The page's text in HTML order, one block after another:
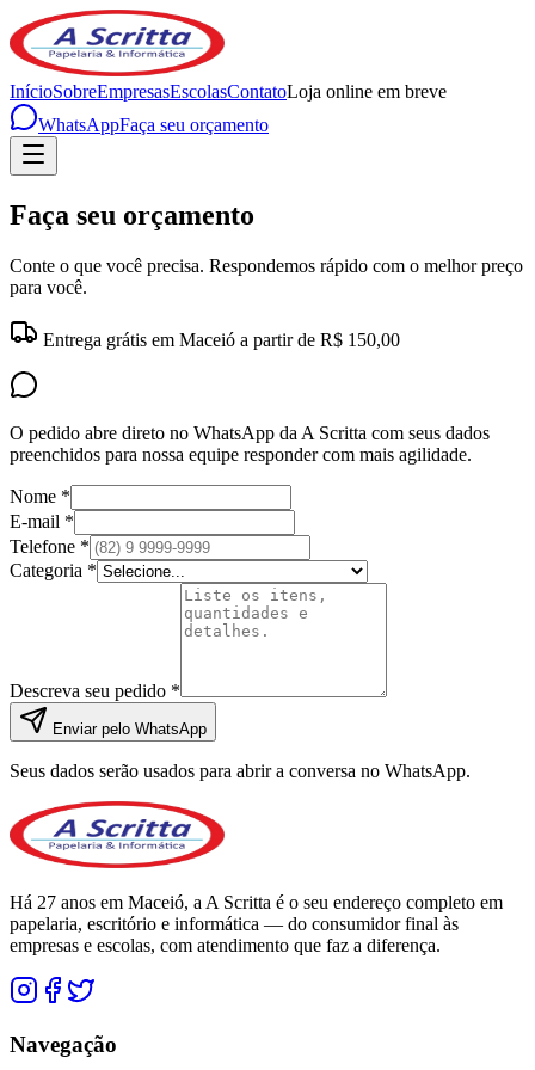
InícioSobreEmpresasEscolasContatoLoja online em breve
WhatsAppFaça seu orçamento
Faça seu orçamento
Conte o que você precisa. Respondemos rápido com o melhor preço
para você.
Entrega grátis em Maceió a partir de R$ 150,00
O pedido abre direto no WhatsApp da A Scritta com seus dados
preenchidos para nossa equipe responder com mais agilidade.
Nome *
E-mail *
Telefone *
Categoria *
Descreva seu pedido *
Enviar pelo WhatsApp
Seus dados serão usados para abrir a conversa no WhatsApp.
Há 27 anos em Maceió, a A Scritta é o seu endereço completo em
papelaria, escritório e informática — do consumidor final às
empresas e escolas, com atendimento que faz a diferença.
Navegação